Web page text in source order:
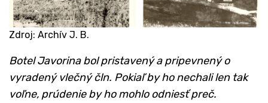
Zdroj: Archív J. B.
Botel Javorina bol pristavený a pripevnený o
vyradený vlečný čln. Pokiaľ by ho nechali len tak
voľne, prúdenie by ho mohlo odniesť preč.